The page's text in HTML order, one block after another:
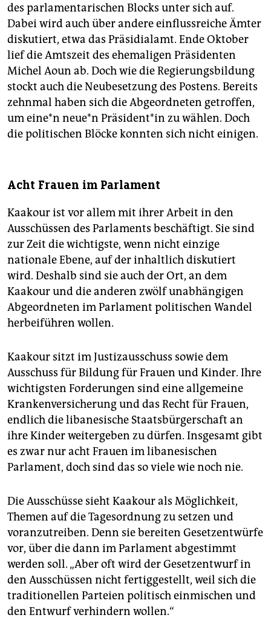
des parlamentarischen Blocks unter sich auf.
Dabei wird auch über andere einflussreiche Ämter
diskutiert, etwa das Präsidialamt. Ende Oktober
lief die Amtszeit des ehemaligen Präsidenten
Michel Aoun ab. Doch wie die Regierungsbildung
stockt auch die Neubesetzung des Postens. Bereits
zehnmal haben sich die Abgeordneten getroffen,
um ei­ne*n neu­e*n Prä­si­den­t*in zu wählen. Doch
die politischen Blöcke konnten sich nicht einigen.
Acht Frauen im Parlament
Kaakour ist vor allem mit ihrer Arbeit in den
Ausschüssen des Parlaments beschäftigt. Sie sind
zur Zeit die wichtigste, wenn nicht einzige
nationale Ebene, auf der inhaltlich diskutiert
wird. Deshalb sind sie auch der Ort, an dem
Kaakour und die anderen zwölf unabhängigen
Abgeordneten im Parlament politischen Wandel
herbeiführen wollen.
Kaakour sitzt im Justizausschuss sowie dem
Ausschuss für Bildung für Frauen und Kinder. Ihre
wichtigsten Forderungen sind eine allgemeine
Krankenversicherung und das Recht für Frauen,
endlich die libanesische Staatsbürgerschaft an
ihre Kinder weitergeben zu dürfen. Insgesamt gibt
es zwar nur acht Frauen im libanesischen
Parlament, doch sind das so viele wie noch nie.
Die Ausschüsse sieht Kaakour als Möglichkeit,
Themen auf die Tagesordnung zu setzen und
voranzutreiben. Denn sie bereiten Gesetzentwürfe
vor, über die dann im Parlament abgestimmt
werden soll. „Aber oft wird der Gesetzentwurf in
den Ausschüssen nicht fertiggestellt, weil sich die
traditionellen Parteien politisch einmischen und
den Entwurf verhindern wollen.“